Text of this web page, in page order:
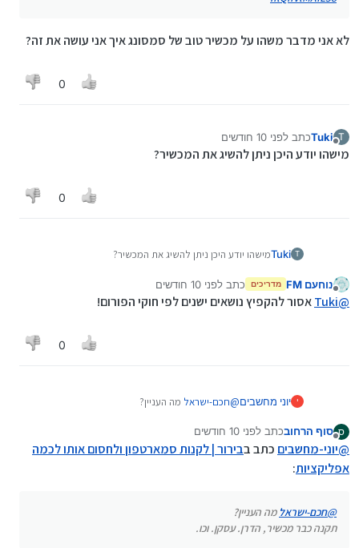
לא אני מדבר משהו על מכשיר טוב של סמסונג איך אני עושה את זה?
0
T
Tukiכתב לפני 10 חודשים
נערך לאחרונה על ידי
מישהו יודע היכן ניתן להשיג את המכשיר?
0
T
Tukiמישהו יודע היכן ניתן להשיג את המכשיר?
מנותק
נוחעם FM מדריכים כתב לפני 10 חודשים
נערך לאחרונה על ידי
@
Tukiאסור להקפיץ נושאים ישנים לפי חוקי הפורום!
0
י יוני מחשבים@חכם-ישראל מה העניין?
ס
מנותק
סוף הרחובכתב לפני 10 חודשים
נערך לאחרונה על ידי
@יוני-מחשבים כתב בבירור | לקנות סמארטפון ולחסום אותו לכמה
אפליקציות:
@חכם-ישראל מה העניין?
תקנה כבר מכשיר, הדרן. עסקן. וכו.